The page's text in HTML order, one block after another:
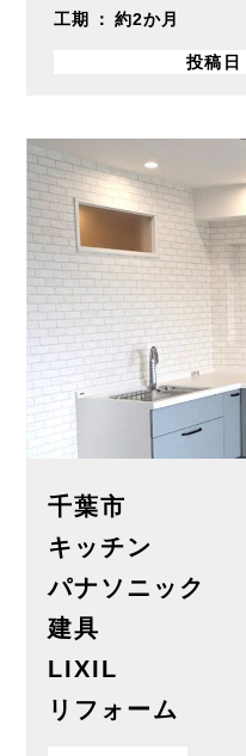
工期 約2か月
投稿日
千葉市
キッチン
パナソニック
建具
LIXIL
リフォーム